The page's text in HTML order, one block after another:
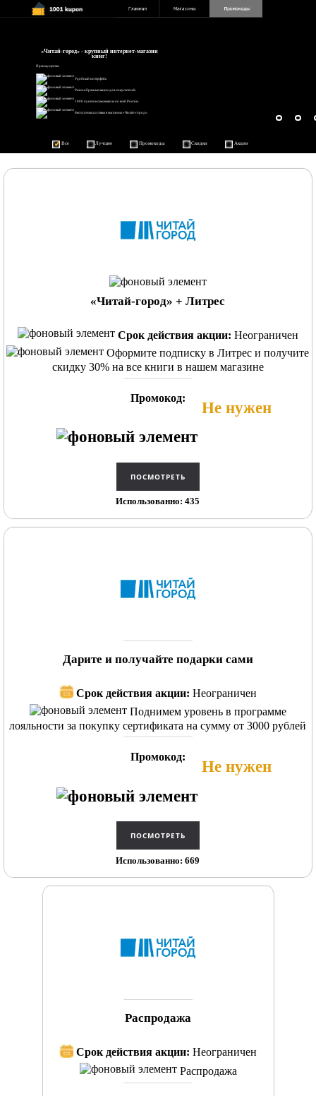
«Читай-город» - крупный интернет-магазин
книг!
Преимущества:
Удобный интерфейс.
Разнообразные акции для покупателей.
1000 пунктов самовывоза по всей России.
Бесплатная доставка в магазины «Читай-город».
Все Лучшее Промокоды Скидки Акции
«Читай-город» + Литрес
Срок действия акции: Неограничен
Оформите подписку в Литрес и получите
скидку 30% на все книги в нашем магазине
Промокод:
Не нужен
Использованно: 435
Дарите и получайте подарки сами
Срок действия акции: Неограничен
Поднимем уровень в программе
лояльности за покупку сертификата на сумму от 3000 рублей
Промокод:
Не нужен
Использованно: 669
Распродажа
Срок действия акции: Неограничен
Распродажа